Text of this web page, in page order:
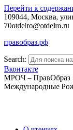
Перейти к
109044, Москва,
70otdelro@otdelro.ru
правобраз.рф
Search:
Вконтакте
МРОЧ – ПравОбраз
Международные